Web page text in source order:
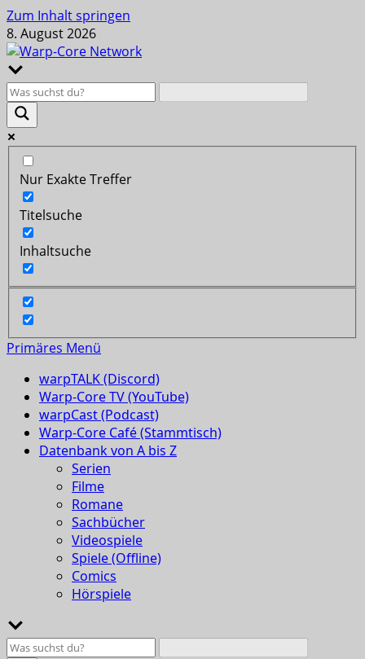
Zum Inhalt springen
8. August 2026
Nur Exakte Treffer
Titelsuche
Inhaltsuche
Primäres Menü
warpTALK (Discord)
Warp-Core TV (YouTube)
warpCast (Podcast)
Warp-Core Café (Stammtisch)
Datenbank von A bis Z
Serien
Filme
Romane
Sachbücher
Videospiele
Spiele (Offline)
Comics
Hörspiele